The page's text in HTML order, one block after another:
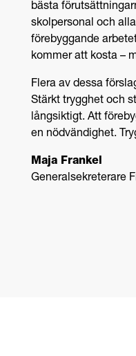
bästa
skolpersonal och
förebyggande
kommer att kosta –
Flera av dessa
Stärkt trygghet och
långsiktigt. Att
en nödvändighet.
Maja Frankel
Generalsekreterare